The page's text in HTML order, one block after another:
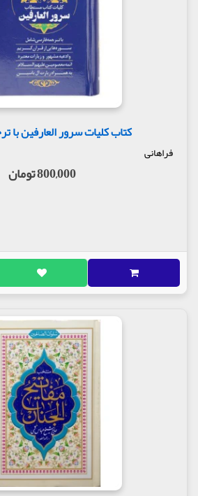
کتاب کلیات سرور العارفین با
فراهانی
800,000 تومان